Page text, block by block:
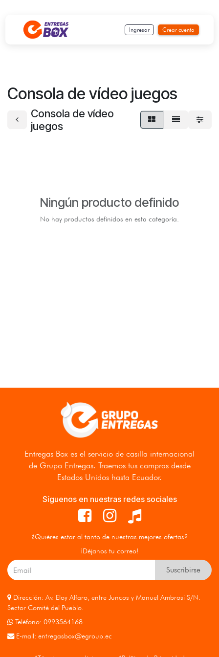
Ingresar Crear cuenta
Consola de vídeo juegos
Consola de vídeo
juegos
Ningún producto definido
No hay productos definidos en esta categoría.
Entregas Box es el servicio de casilla internacional
de Grupo Entregas. Traemos tus compras desde
Estados Unidos hasta Ecuador.
Síguenos en nuestras redes sociales
¿Quiéres estar al tanto de nuestras mejores ofertas?
¡Déjanos tu correo!
Suscribirse
Dirección: Av. Eloy Alfaro, entre Juncos y Manuel Ambrosi S/N.
Sector Comité del Pueblo.
Teléfono: 0993564168
E-mail: entregasbox@egroup.ec